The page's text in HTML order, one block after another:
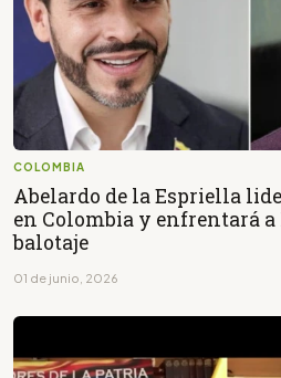
COLOMBIA
Abelardo de la Espriella
en Colombia y enfrentará a
balotaje
01 de junio, 2026